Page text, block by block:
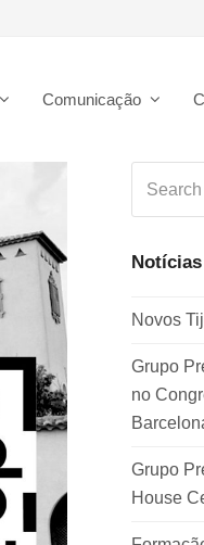
Comunicação
Novos
Grupo
no
Grupo
House